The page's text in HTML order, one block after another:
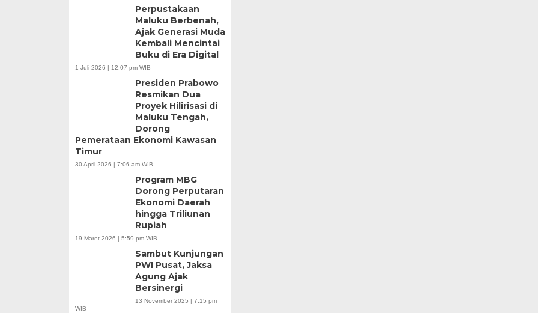
Perpustakaan
Maluku Berbenah,
Ajak Generasi Muda
Kembali Mencintai
Buku di Era Digital
1 Juli 2026 | 12:07 pm WIB
Presiden Prabowo
Resmikan Dua
Proyek Hilirisasi di
Maluku Tengah,
Dorong
Pemerataan Ekonomi Kawasan
Timur
30 April 2026 | 7:06 am WIB
Program MBG
Dorong Perputaran
Ekonomi Daerah
hingga Triliunan
Rupiah
19 Maret 2026 | 5:59 pm WIB
Sambut Kunjungan
PWI Pusat, Jaksa
Agung Ajak
Bersinergi
13 November 2025 | 7:15 pm
WIB